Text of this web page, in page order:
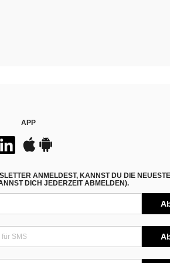
APP
ANMELDEST, KANNST DU DIE
DICH JEDERZEIT ABMELDEN).